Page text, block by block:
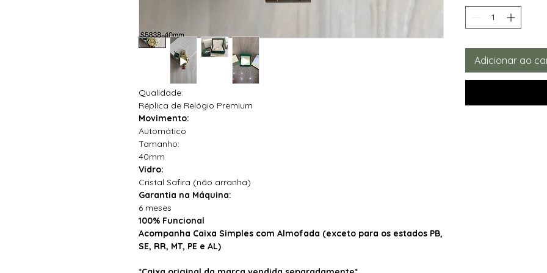
Qualidade:
Réplica de Relógio Premium
Movimento:
Automático
Tamanho:
40mm
Vidro:
Cristal Safira (não arranha)
Garantia na Máquina:
6 meses
100% Funcional
Acompanha Caixa Simples com Almofada (exceto para os estados PB,
SE, RR, MT, PE e AL)
Adicionar ao